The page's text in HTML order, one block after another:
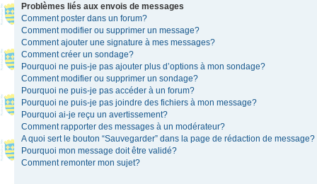
Problèmes liés aux envois de messages
Comment poster dans un forum?
Comment modifier ou supprimer un message?
Comment ajouter une signature à mes messages?
Comment créer un sondage?
Pourquoi ne puis-je pas ajouter plus d’options à mon sondage?
Comment modifier ou supprimer un sondage?
Pourquoi ne puis-je pas accéder à un forum?
Pourquoi ne puis-je pas joindre des fichiers à mon message?
Pourquoi ai-je reçu un avertissement?
Comment rapporter des messages à un modérateur?
A quoi sert le bouton “Sauvegarder” dans la page de rédaction de message?
Pourquoi mon message doit être validé?
Comment remonter mon sujet?